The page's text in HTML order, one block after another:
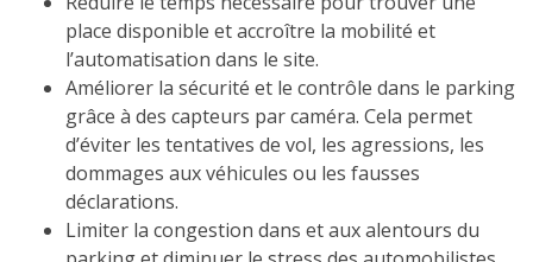
place disponible et accroître la mobilité et
l’automatisation dans le site.
Améliorer la sécurité et le contrôle dans le parking
grâce à des capteurs par caméra. Cela permet
d’éviter les tentatives de vol, les agressions, les
dommages aux véhicules ou les fausses
déclarations.
Limiter la congestion dans et aux alentours du